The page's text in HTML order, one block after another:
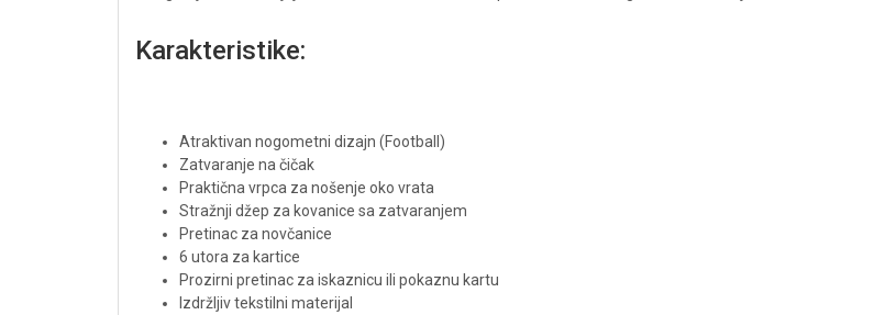
Karakteristike:
Atraktivan nogometni dizajn (Football)
Zatvaranje na čičak
Praktična vrpca za nošenje oko vrata
Stražnji džep za kovanice sa zatvaranjem
Pretinac za novčanice
6 utora za kartice
Prozirni pretinac za iskaznicu ili pokaznu kartu
Izdržljiv tekstilni materijal